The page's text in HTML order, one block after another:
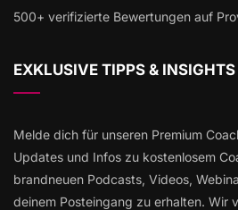
500+ verifizierte Bewertungen auf
EXKLUSIVE TIPPS & INSIGHTS
Melde dich für unseren Premium
Updates und Infos zu kostenlosem
brandneuen Podcasts, Videos,
deinem Posteingang zu erhalten. Wir